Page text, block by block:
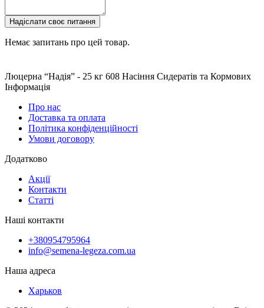
Надіслати своє питання
Немає запитань про цей товар.
Люцерна “Надія” - 25 кг 608 Насіння Сидератів та Кормових
Інформація
Про нас
Доставка та оплата
Політика конфіденційності
Умови договору
Додатково
Акції
Контакти
Статті
Наші контакти
+380954795964
info@semena-legeza.com.ua
Наша адреса
Харьков